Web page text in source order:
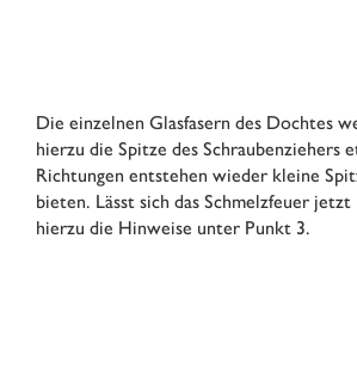
Die einzelnen Glasfasern des Dochtes
hierzu die Spitze des Schraubenziehers
Richtungen entstehen wieder kleine
bieten. Lässt sich das Schmelzfeuer
hierzu die Hinweise unter Punkt 3.